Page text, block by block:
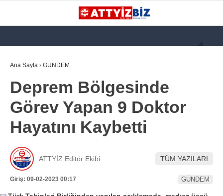
KATEGORİLER
GÜNDEM
112 ACİL
ATT
PARAMEDİK (AABT)
Ana Sayfa › GÜNDEM
Deprem Bölgesinde
Görev Yapan 9 Doktor
Hayatını Kaybetti
ATTYİZ Editör Ekibi TÜM YAZILARI
Giriş: 09-02-2023 00:17 GÜNDEM